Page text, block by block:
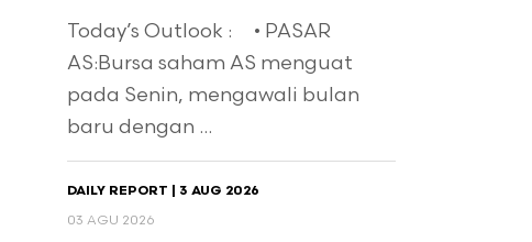
Today’s Outlook : • PASAR
AS:Bursa saham AS menguat
pada Senin, mengawali bulan
baru dengan ...
DAILY REPORT | 3 AUG 2026
03 AGU 2026